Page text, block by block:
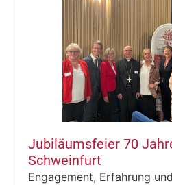
Jubiläumsfeier 70
Schweinfurt
Engagement, Erfahrung